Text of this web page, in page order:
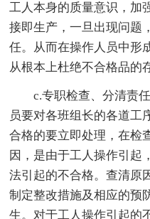
工人本身的质量意识，加
接即生产，一旦出现问题
任。从而在操作人员中形
从根本上杜绝不合格品的
c.专职检查、分清责
员要对各班组长的各道工
合格的要立即处理，在检
因，是由于工人操作引起
法引起的不合格。查清原
制定整改措施及相应的预
生。对于工人操作引起的